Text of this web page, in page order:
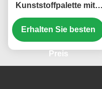
Kunststoffpalette mit 3
Kufen und offenem
Deck
Erhalten Sie besten
Preis